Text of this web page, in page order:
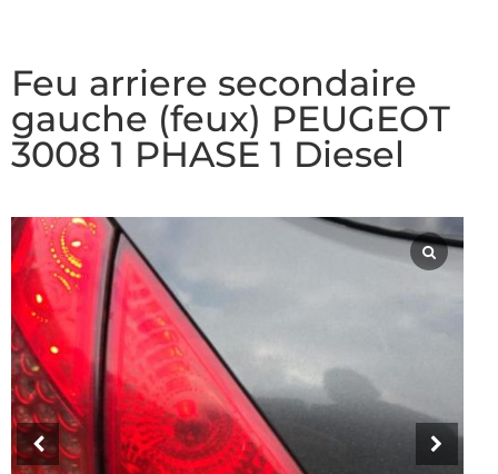
Feu arriere secondaire
gauche (feux) PEUGEOT
3008 1 PHASE 1 Diesel